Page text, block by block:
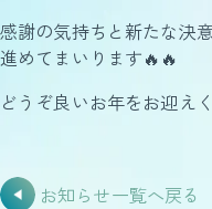
感謝の気持ちと新たな決
進めてまいります🔥🔥
どうぞ良いお年をお迎え
お知らせ一覧へ戻る